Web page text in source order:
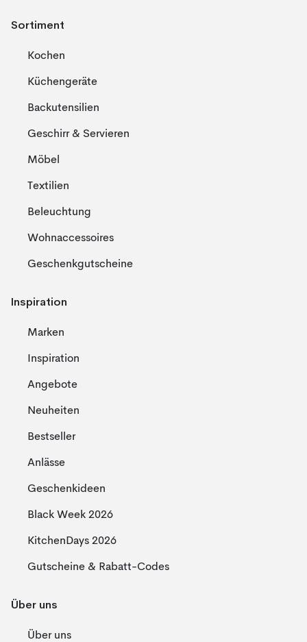
Sortiment
Kochen
Küchengeräte
Backutensilien
Geschirr & Servieren
Möbel
Textilien
Beleuchtung
Wohnaccessoires
Geschenkgutscheine
Inspiration
Marken
Inspiration
Angebote
Neuheiten
Bestseller
Anlässe
Geschenkideen
Black Week 2026
KitchenDays 2026
Gutscheine & Rabatt-Codes
Über uns
Über uns